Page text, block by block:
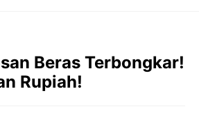
Beras Terbongkar!
Rupiah!